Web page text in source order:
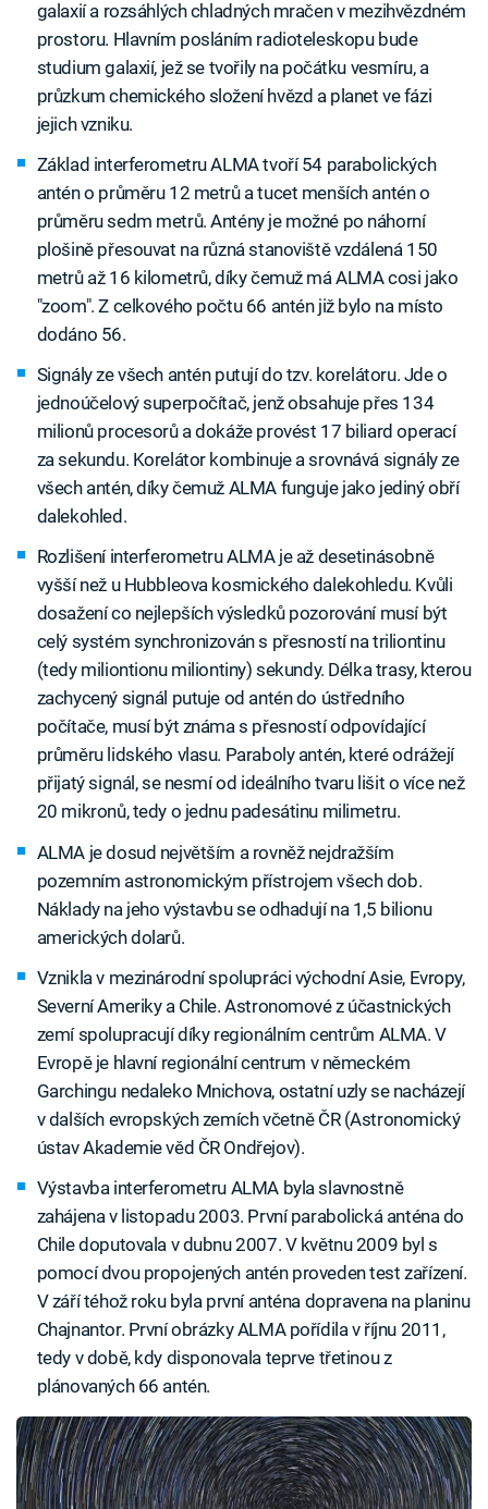
galaxií a rozsáhlých chladných mračen v mezihvězdném
prostoru. Hlavním posláním radioteleskopu bude
studium galaxií, jež se tvořily na počátku vesmíru, a
průzkum chemického složení hvězd a planet ve fázi
jejich vzniku.
Základ interferometru ALMA tvoří 54 parabolických
antén o průměru 12 metrů a tucet menších antén o
průměru sedm metrů. Antény je možné po náhorní
plošině přesouvat na různá stanoviště vzdálená 150
metrů až 16 kilometrů, díky čemuž má ALMA cosi jako
"zoom". Z celkového počtu 66 antén již bylo na místo
dodáno 56.
Signály ze všech antén putují do tzv. korelátoru. Jde o
jednoúčelový superpočítač, jenž obsahuje přes 134
milionů procesorů a dokáže provést 17 biliard operací
za sekundu. Korelátor kombinuje a srovnává signály ze
všech antén, díky čemuž ALMA funguje jako jediný obří
dalekohled.
Rozlišení interferometru ALMA je až desetinásobně
vyšší než u Hubbleova kosmického dalekohledu. Kvůli
dosažení co nejlepších výsledků pozorování musí být
celý systém synchronizován s přesností na triliontinu
(tedy miliontionu miliontiny) sekundy. Délka trasy, kterou
zachycený signál putuje od antén do ústředního
počítače, musí být známa s přesností odpovídající
průměru lidského vlasu. Paraboly antén, které odrážejí
přijatý signál, se nesmí od ideálního tvaru lišit o více než
20 mikronů, tedy o jednu padesátinu milimetru.
ALMA je dosud největším a rovněž nejdražším
pozemním astronomickým přístrojem všech dob.
Náklady na jeho výstavbu se odhadují na 1,5 bilionu
amerických dolarů.
Vznikla v mezinárodní spolupráci východní Asie, Evropy,
Severní Ameriky a Chile. Astronomové z účastnických
zemí spolupracují díky regionálním centrům ALMA. V
Evropě je hlavní regionální centrum v německém
Garchingu nedaleko Mnichova, ostatní uzly se nacházejí
v dalších evropských zemích včetně ČR (Astronomický
ústav Akademie věd ČR Ondřejov).
Výstavba interferometru ALMA byla slavnostně
zahájena v listopadu 2003. První parabolická anténa do
Chile doputovala v dubnu 2007. V květnu 2009 byl s
pomocí dvou propojených antén proveden test zařízení.
V září téhož roku byla první anténa dopravena na planinu
Chajnantor. První obrázky ALMA pořídila v říjnu 2011,
tedy v době, kdy disponovala teprve třetinou z
plánovaných 66 antén.